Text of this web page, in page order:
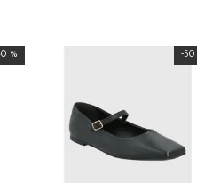
% -50